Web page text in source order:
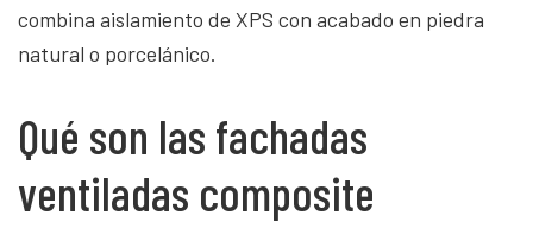
combina aislamiento de XPS con acabado en piedra
natural o porcelánico.
Qué son las fachadas
ventiladas composite